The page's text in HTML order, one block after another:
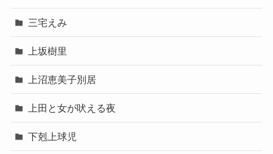
三宅えみ
上坂樹里
上沼恵美子別居
上田と女が吠える夜
下剋上球児